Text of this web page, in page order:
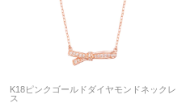
K18ピンクゴールドダイヤモンドネックレ
ス